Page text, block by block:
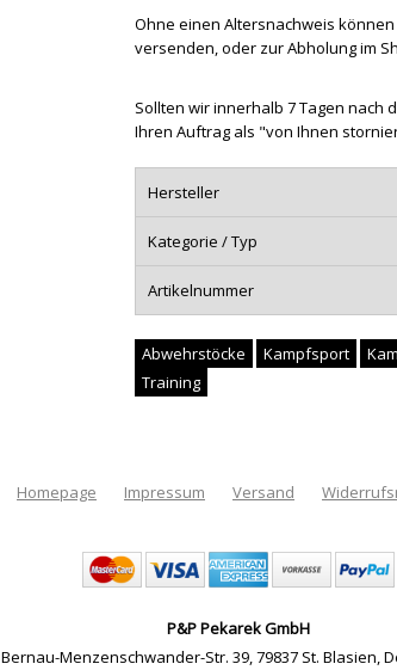
Ohne einen Altersnachweis
versenden, oder zur Abholung im
Sollten wir innerhalb 7 Tagen nach
Ihren Auftrag als "von Ihnen
Hersteller
Kategorie / Typ
Artikelnummer
Abwehrstöcke Kampfsport
Training
Homepage Impressum Versand
P&P Pekarek GmbH
Bernau-Menzenschwander-Str. 39,79837 St. Blasien,